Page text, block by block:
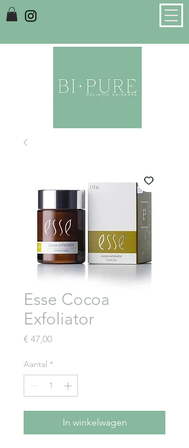
Esse Cocoa
Exfoliator
€ 47,00Prijs
Aantal *
In winkelwagen